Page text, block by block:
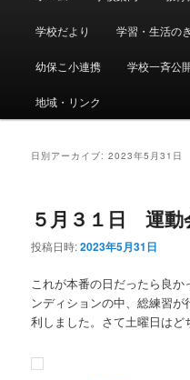
学校だより 学習・生活の
幼保こ小連携 学校一斉公
地域・リンク
日別アーカイブ:2023年5月31日
５月３１日 運動
投稿日時:2023年5月31日
これが本番の日だったら良
ンディションの中、総練習
利しました。さて土曜日はど